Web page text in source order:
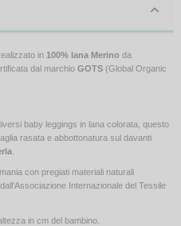
in 100% lana Merino da
dal marchio GOTS (Global Organic
baby leggings in lana colorata, questo
rasata e abbottonatura sul davanti
con pregiati materiali naturali
Internazionale del Tessile
in cm del bambino.